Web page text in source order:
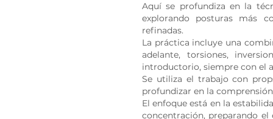
Aquí se profundiza en la
explorando posturas más
refinadas.
La práctica incluye una
adelante, torsiones,
introductorio, siempre con el
Se utiliza el trabajo con
profundizar en la
El enfoque está en la
concentración, preparando